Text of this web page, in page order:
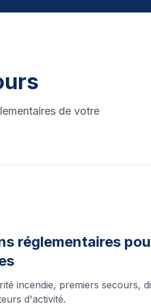
de votre
réglementaires
incendie, premiers secours,
d'activité.